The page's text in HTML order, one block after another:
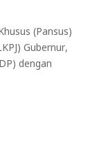
(Pansus)
Gubernur,
dengan